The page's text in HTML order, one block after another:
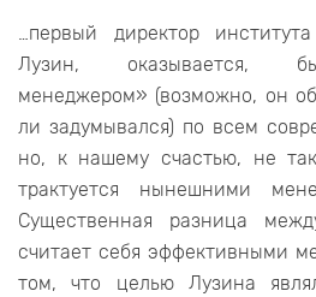
…первый директор
Лузин, оказывается,
менеджером» (возможно, он
ли задумывался) по всем
но, к нашему счастью, не
трактуется нынешними
Существенная разница
считает себя эффективными
том, что целью Лузина